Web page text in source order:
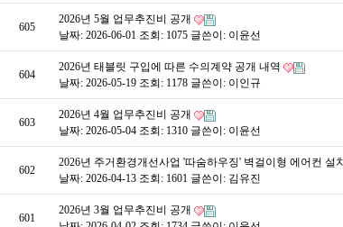
605
2026년 5월 업무추진비 공개
날짜: 2026-06-01 조회: 1075 글쓴이: 이윤선
604
2026년 태블릿 구입에 따른 수의계약 공개 내역
날짜: 2026-05-19 조회: 1178 글쓴이: 이인규
603
2026년 4월 업무추진비 공개
날짜: 2026-05-04 조회: 1310 글쓴이: 이윤선
602
2026년 주거환경개선사업 '따숨하우징' 벽걸이형 에어컨 설
날짜: 2026-04-13 조회: 1601 글쓴이: 김유진
601
2026년 3월 업무추진비 공개